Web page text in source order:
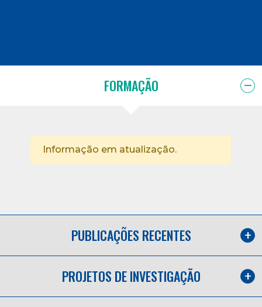
FORMAÇÃO
Informação em atualização.
PUBLICAÇÕES RECENTES
PROJETOS DE INVESTIGAÇÃO